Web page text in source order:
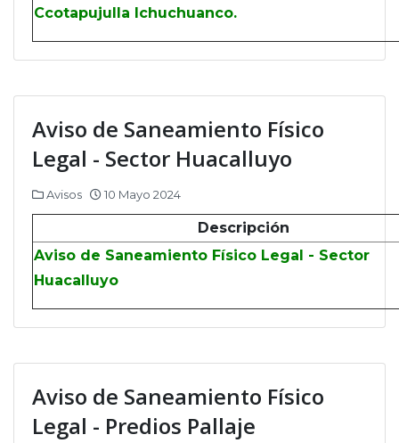
Ccotapujulla Ichuchuanco.
Aviso de Saneamiento Físico
Legal - Sector Huacalluyo
Avisos 10 Mayo 2024
Descripción
Aviso de Saneamiento Físico Legal - Sector
Huacalluyo
Aviso de Saneamiento Físico
Legal - Predios Pallaje